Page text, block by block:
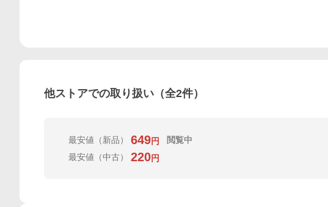
他ストアでの取り扱い（全2件）
最安値 （新品） 649円
閲覧中
最安値 （中古） 220円